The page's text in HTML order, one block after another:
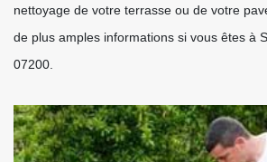
nettoyage de votre terrasse ou de votre
de plus amples informations si vous êtes à
07200.